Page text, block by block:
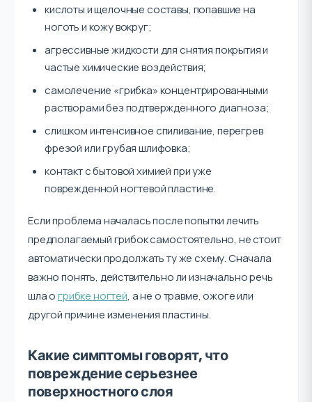
кислоты и щелочные составы, попавшие на
ноготь и кожу вокруг;
агрессивные жидкости для снятия покрытия и
частые химические воздействия;
самолечение «грибка» концентрированными
растворами без подтвержденного диагноза;
слишком интенсивное спиливание, перегрев
фрезой или грубая шлифовка;
контакт с бытовой химией при уже
поврежденной ногтевой пластине.
Если проблема началась после попытки лечить
предполагаемый грибок самостоятельно, не стоит
автоматически продолжать ту же схему. Сначала
важно понять, действительно ли изначально речь
шла огрибке ногтей, а не о травме, ожоге или
другой причине изменения пластины.
Какие симптомы говорят, что
повреждение серьезнее
поверхностного слоя